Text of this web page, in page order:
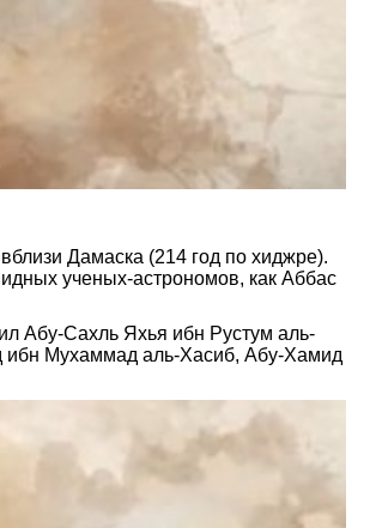
Дамаска (214 год по хиджре).
ученых-астрономов, как Аббас
Абу-Сахль Яхья ибн Рустум аль-
Мухаммад аль-Хасиб, Абу-Хамид